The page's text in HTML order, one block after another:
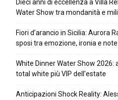
Dieci anni di eccellenza a Villa
Water Show tra mondanità e
Fiori d’arancio in Sicilia: Aurora
sposi tra emozione, ironia e note
White Dinner Water Show 2026:
total white più VIP dell’estate
Anticipazioni Shock Reality: